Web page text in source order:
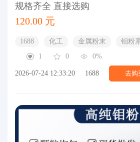
规格齐全 直接选购
120.00 元
1688 化工 金属粉末 钼粉
1
0 0%
2026-07-24 12:33:20 1688 去购